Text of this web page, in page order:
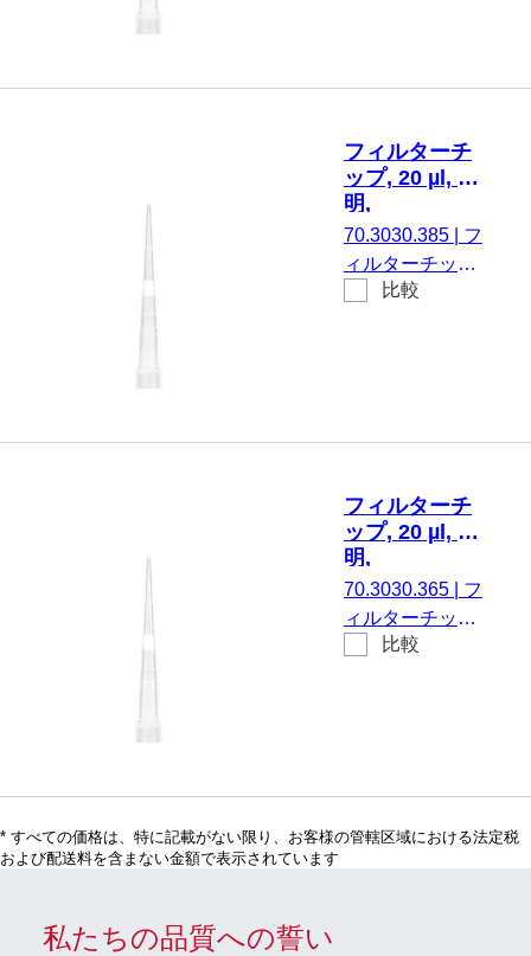
SARSTEDT
Sarpette®
Eppendorf、
Gilson、
Finnpipette、
フィルターチ
ップ, 20 µl, 透
明,
Biosphere®
plus, ローリテ
ンション, 96
個/SingleRefill
70.3030.385
フ
ィルターチップ,
有効体積： 20
Sarpette® M、
Eppendorf、
Gilson、
Biohit、Brandお
よび同一仕様の
もの, 96
比較
フィルターチ
ップ, 20 µl, 透
明,
Biosphere®
plus, 96
個/SingleRefill
70.3030.365
フ
ィルターチップ,
有効体積： 20
Eppendorf、
比較
* すべての価格は、特に記載がない限り、お客様の管轄区域における法定税
および配送料を含まない金額で表示されています
私たちの品質への誓い